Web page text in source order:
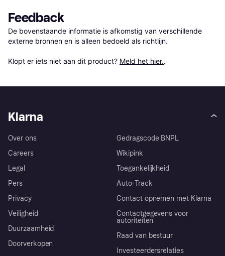
Feedback
De bovenstaande informatie is afkomstig van verschillende
externe bronnen en is alleen bedoeld als richtlijn.
Klopt er iets niet aan dit product? Meld het hier..
Klarna
Over ons
Careers
Legal
Pers
Privacy
Veiligheid
Duurzaamheid
Doorverkopen
Gedragscode BNPL
Wikipink
Toegankelijkheid
Auto-Track
Contact opnemen met Klarna
Contactgegevens voor
autoriteiten
Raad van bestuur
Investeerdersrelaties